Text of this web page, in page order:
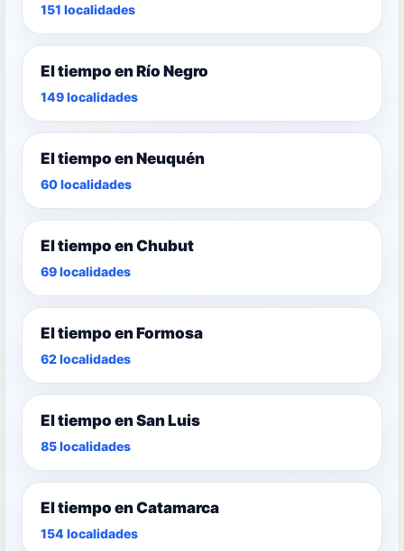
151 localidades
El tiempo en Río Negro
149 localidades
El tiempo en Neuquén
60 localidades
El tiempo en Chubut
69 localidades
El tiempo en Formosa
62 localidades
El tiempo en San Luis
85 localidades
El tiempo en Catamarca
154 localidades